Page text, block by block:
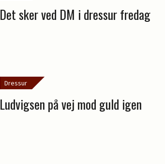
Det sker ved DM i dressur fredag
Dressur
Ludvigsen på vej mod guld igen